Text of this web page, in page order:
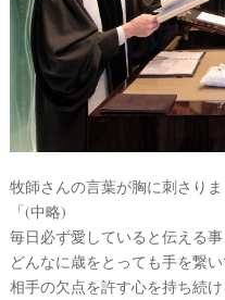
牧師さんの言葉が胸に刺さり
「(中略)
毎日必ず愛していると伝える事
どんなに歳をとっても手を繋
相手の欠点を許す心を持ち続